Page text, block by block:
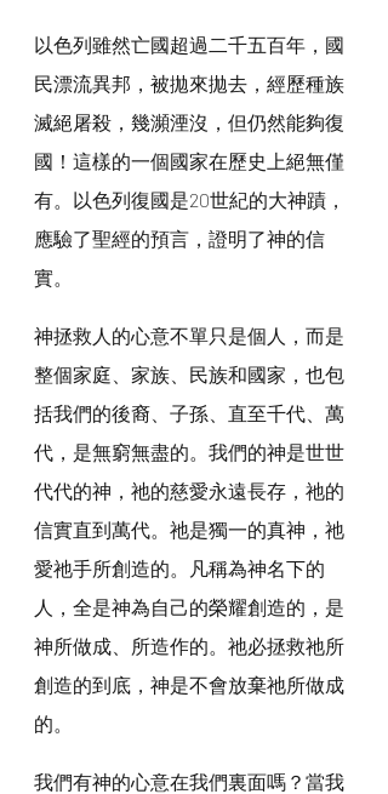
以色列雖然亡國超過二千五百年，國
民漂流異邦，被拋來拋去，經歷種族
滅絕屠殺，幾瀕湮沒，但仍然能夠復
國！這樣的一個國家在歷史上絕無僅
有。以色列復國是20世紀的大神蹟，
應驗了聖經的預言，證明了神的信
實。
神拯救人的心意不單只是個人，而是
整個家庭、家族、民族和國家，也包
括我們的後裔、子孫、直至千代、萬
代，是無窮無盡的。我們的神是世世
代代的神，祂的慈愛永遠長存，祂的
信實直到萬代。祂是獨一的真神，祂
愛祂手所創造的。凡稱為神名下的
人，全是神為自己的榮耀創造的，是
神所做成、所造作的。祂必拯救祂所
創造的到底，神是不會放棄祂所做成
的。
我們有神的心意在我們裏面嗎？當我